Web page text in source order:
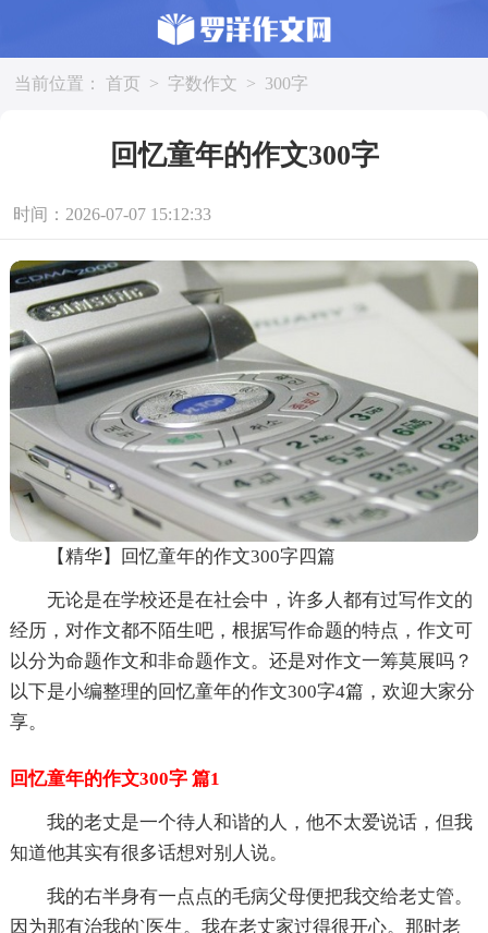
当前位置： 首页 > 字数作文 > 300字
回忆童年的作文300字
时间：2026-07-07 15:12:33
【精华】回忆童年的作文300字四篇
无论是在学校还是在社会中，许多人都有过写作文的
经历，对作文都不陌生吧，根据写作命题的特点，作文可
以分为命题作文和非命题作文。还是对作文一筹莫展吗？
以下是小编整理的回忆童年的作文300字4篇，欢迎大家分
享。
回忆童年的作文300字 篇1
我的老丈是一个待人和谐的人，他不太爱说话，但我
知道他其实有很多话想对别人说。
我的右半身有一点点的毛病父母便把我交给老丈管。
因为那有治我的`医生。我在老丈家过得很开心。那时老